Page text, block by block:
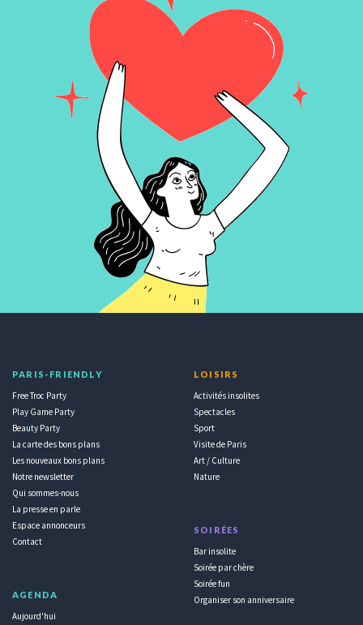
PARIS-FRIENDLY
Free Troc Party
Play Game Party
Beauty Party
La carte des bons plans
Les nouveaux bons plans
Notre newsletter
Qui sommes-nous
La presse en parle
Espace annonceurs
Contact
AGENDA
Aujourd'hui
LOISIRS
Activités insolites
Spectacles
Sport
Visite de Paris
Art / Culture
Nature
SOIRÉES
Bar insolite
Soirée par chère
Soirée fun
Organiser son anniversaire